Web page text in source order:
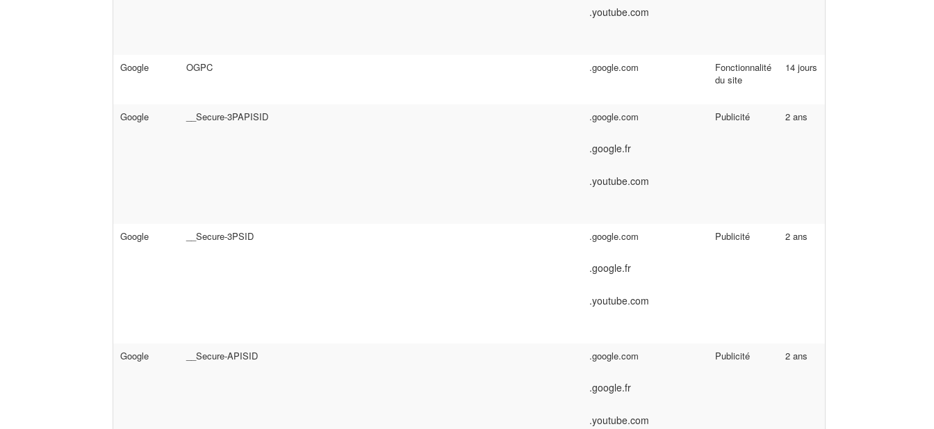
.youtube.com
Google OGPC .google.com
Fonctionnalité
du site
14 jours
Google __Secure-3PAPISID .google.com
.google.fr
.youtube.com
Publicité 2 ans
Google __Secure-3PSID .google.com
.google.fr
.youtube.com
Publicité 2 ans
Google __Secure-APISID .google.com
.google.fr
.youtube.com
Publicité 2 ans